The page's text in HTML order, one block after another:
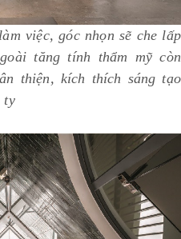
việc, góc nhọn sẽ che lấp
tăng tính thẩm mỹ còn
thiện, kích thích sáng tạo
ty